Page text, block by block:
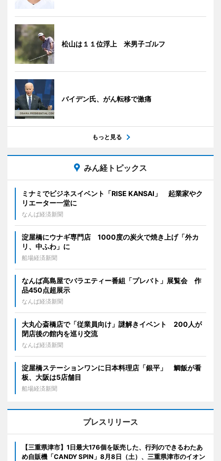
松山は１１位浮上 米男子ゴルフ
バイデン氏、がん転移で激痛
もっと見る
みん経トピックス
ミナミでビジネスイベント「RISE KANSAI」 起業家やク
リエーター一堂に
なんば経済新聞
淀屋橋にウナギ専門店 1000度の炭火で焼き上げ「外カ
リ、中ふわ」に
船場経済新聞
なんば高島屋でバラエティー番組「プレバト」展覧会 作
品450点超展示
なんば経済新聞
大丸心斎橋店で「従業員向け」謎解きイベント 200人が
閉店後の館内を巡り交流
なんば経済新聞
淀屋橋ステーションワンに日本料理店「銀平」 鯛飯が看
板、大阪は5店舗目
船場経済新聞
プレスリリース
【三重県津市】1日最大176個を販売した、行列のできるわたあ
め自販機「CANDY SPIN」8月8日（土）、三重県津市のイオン